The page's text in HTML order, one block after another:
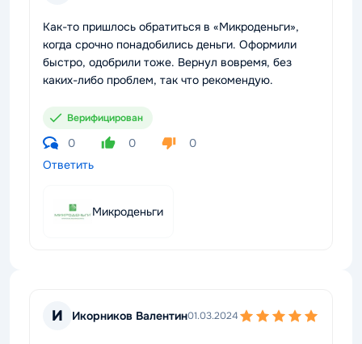
Как-то пришлось обратиться в «Микроденьги»,
когда срочно понадобились деньги. Оформили
быстро, одобрили тоже. Вернул вовремя, без
каких-либо проблем, так что рекомендую.
Верифицирован
0 0
0
Ответить
Микроденьги
И Икорников Валентин01.03.2024